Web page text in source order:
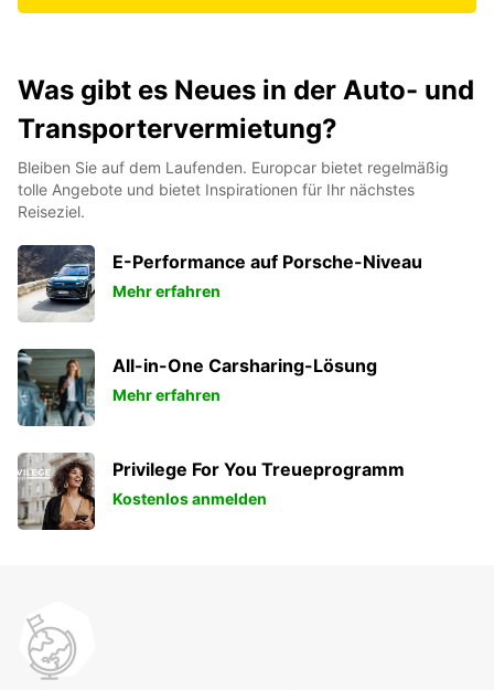
Was gibt es Neues in der Auto- und
Transportervermietung?
Bleiben Sie auf dem Laufenden. Europcar bietet regelmäßig
tolle Angebote und bietet Inspirationen für Ihr nächstes
Reiseziel.
E-Performance auf Porsche-Niveau
Mehr erfahren
All-in-One Carsharing-Lösung
Mehr erfahren
Privilege For You Treueprogramm
Kostenlos anmelden